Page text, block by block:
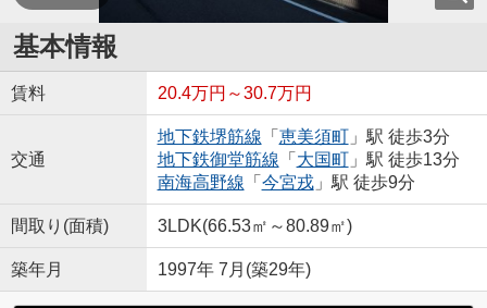
基本情報
賃料 20.4万円～30.7万円
交通
地下鉄堺筋線 「 恵美須町」駅 徒歩3分
地下鉄御堂筋線 「 大国町」駅 徒歩13分
南海高野線 「 今宮戎」駅 徒歩9分
間取り(面積) 3LDK(66.53㎡～80.89㎡)
築年月 1997年 7月(築29年)